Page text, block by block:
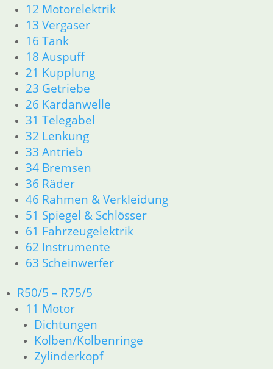
12 Motorelektrik
13 Vergaser
16 Tank
18 Auspuff
21 Kupplung
23 Getriebe
26 Kardanwelle
31 Telegabel
32 Lenkung
33 Antrieb
34 Bremsen
36 Räder
46 Rahmen & Verkleidung
51 Spiegel & Schlösser
61 Fahrzeugelektrik
62 Instrumente
63 Scheinwerfer
R50/5 – R75/5
11 Motor
Dichtungen
Kolben/Kolbenringe
Zylinderkopf
63 Scheinwerfer
R26 & R27
11 Motor
Dichtungen
Zylinderkopf r26-r27
12 Motorelektrik
13 Vergaser
16 Tank
18 Auspuff
21 Kupplung
23 Getriebe
26 Kardanwelle
31 Telegabel
32 Lenkung
33 Antrieb
34 Bremsen
36 Räder
46 Rahmen & Verkleidung R26 R27
51 Spiegel & Schlösser
62 Instrumente
63 Scheinwerfer
R50 R69/S
11 Motor
Dichtungen
Zylinderkopf